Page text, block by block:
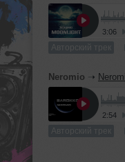
3:06
Авторский трек
Neromio ➝
2:54
Авторский трек